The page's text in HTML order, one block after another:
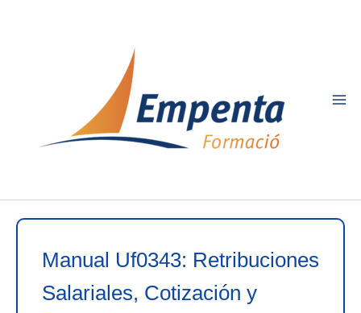
Manual Uf0343: Retribuciones
Salariales, Cotización y